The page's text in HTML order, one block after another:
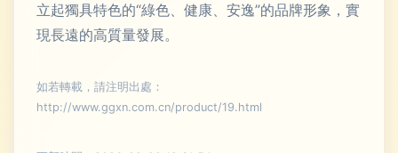
立起獨具特色的“綠色、健康、安逸”的品牌形象，實
現長遠的高質量發展。
如若轉載，請注明出處：
http://www.ggxn.com.cn/product/19.html